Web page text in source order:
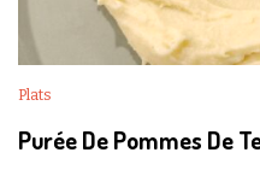
Plats
Purée De Pommes De